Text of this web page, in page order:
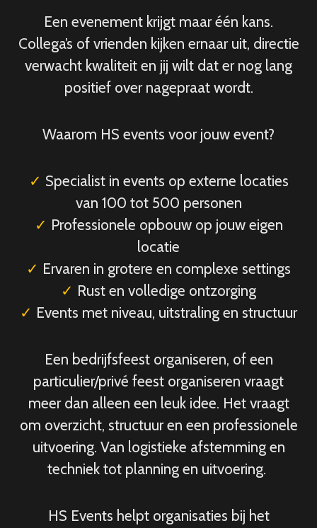
Een evenement krijgt maar één kans.
Collega’s of vrienden kijken ernaar uit, directie
verwacht kwaliteit en jij wilt dat er nog lang
positief over nagepraat wordt.
Waarom HS events voor jouw event?
✓ Specialist in events op externe locaties
van 100 tot 500 personen
✓ Professionele opbouw op jouw eigen
locatie
✓ Ervaren in grotere en complexe settings
✓ Rust en volledige ontzorging
✓ Events met niveau, uitstraling en structuur
Een bedrijfsfeest organiseren, of een
particulier/privé feest organiseren vraagt
meer dan alleen een leuk idee. Het vraagt
om overzicht, structuur en een professionele
uitvoering. Van logistieke afstemming en
techniek tot planning en uitvoering.
HS Events helpt organisaties bij het